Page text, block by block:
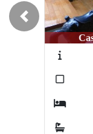
Previous